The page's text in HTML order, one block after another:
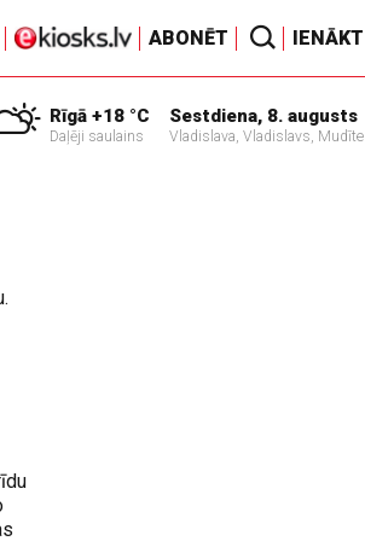
ABONĒT IENĀKT
Rīgā +18 °C
Daļēji saulains
Sestdiena, 8. augusts
Vladislava, Vladislavs, Mudīte